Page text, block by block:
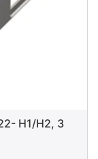
H1/H2, 3